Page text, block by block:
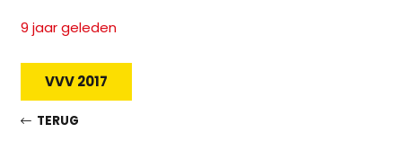
9 jaar geleden
VVV 2017
TERUG